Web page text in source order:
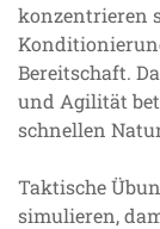
konzentrieren
Bereitschaft.
und Agilität
schnellen
Taktische
simulieren,